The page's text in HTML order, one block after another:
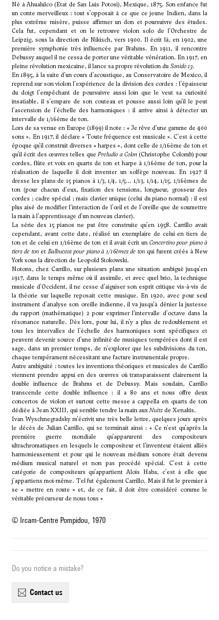
Né à Ahualulco (Etat de San Luis Potosi), Mexique, 1875. Son enfance fut
un conte merveilleux : tout s'opposait à ce que ce jeune Indien, dans la
plus extrême misère, puisse affirmer un don et poursuivre des études.
Cela fut, cependant et on le retrouve violon solo de l'Orchestre de
Leipzig, sous la direction de Nikisch, vers 1900. Il écrit là, en 1902, une
première symphonie très influencée par Brahms. En 1911, il rencontre
Debussy auquel il ne cessa de porter une véritable vénération. En 1917, en
pleine révolution mexicaine, il lance sa propre révolution duSonido 13.
En 1895, à la suite d'un cours d'acoustique, au Conservatoire de Mexico, il
reprend sur son violon l'expérience de la division des cordes : l'épaisseur
du doigt l'empêchant de poursuivre aussi loin que le veut sa curiosité
insatiable, il s'empare de son couteau et pousse aussi loin qu'il le peut
l'ascension de l'échelle des harmoniques : il arrive ainsi à détecter un
intervalle de 1/16ème de ton.
Lors de sa venue en Europe (1899) il note : « Je rêve d'une gamme de 400
sons ». En 1917, il déclare « Toute fréquence est musicale ». C'est à cette
époque qu'il construit diverses « harpes », dont celle de 1/16ème de ton et
qu'il écrit des œuvres telles quePreludio a Colon (Christophe Colomb) pour
cordes, flûte et voix en quarts de ton et harpe à 1/16ème de ton, pour la
réalisation de laquelle il doit inventer un solfège nouveau. En 1927 il
dresse les plans de 15 pianos à 1/3, 1/4, 1/5... 1/13, 1/14, 1/15, 1/16èmes de
ton (pour chacun d'eux, fixation des tensions, longueur, grosseur des
cordes ; cadre spécial ; mais clavier unique (celui du piano normal) : il est
plus aisé de modifier l'interaction de l'œil et de l'oreille que de soumettre
la main à l'apprentissage d'un nouveau clavier).
La série des 15 pianos ne put être construite qu'en 1958. Carrillo avait
cependant, avant cette date, réalisé un exemplaire de celui en tiers de
ton et de celui en 1/16ème de ton et il avait écrit un Concertino pour piano à
tiers de ton et Balbuceos pour piano à 1/16èmes de ton qui furent créés à New
York sous la direction de Leopold Stokowski.
Notons, chez Carrillo, sur plusieurs plans une situation ambiguë jusqu'en
1917, dans le temps même où il assimile, et avec quel brio, la technique
musicale d'Occident, il ne cesse d'aiguiser son esprit critique vis-à-vis de
la théorie sur laquelle reposait cette musique. En 1920, avec pour seul
instrument d'analyse son oreille indienne, il va jusqu'à dénier la justesse
du rapport (mathématique) 2 pour exprimer l'intervalle d'octave dans la
résonance naturelle. Dès lors, pour lui, il n'y a plus de redoublement et
tous les intervalles de l'échelle des harmoniques sont spécifiques et
peuvent devenir source d'une infinité de musiques tempérées dont il est
sage, dans un premier temps, de n'explorer que les subdivisions du ton,
chaque tempérament nécessitant une facture instrumentale propre.
Autre ambiguité : toutes les inventions théoriques et musicales de Carrillo
viennent prendre appui en des œuvres où transparaissent clairement la
double influence de Brahms et de Debussy. Mais soudain, Carrillo
transcende cette double influence : il a 80 ans et nous offre deux
concertos de violon et surtout cette messe a cappella en quarts de ton
dédiée à Jean XXIII, qui semble tendre la main auxNuits de Xenakis.
Ivan Wyschnegradsky m'écrivit une très belle lettre, quelques jours après
le décès de Julian Carrillo, qui se terminait ainsi : « Ce n'est qu'après la
première guerre mondiale qu'apparurent des compositeurs
ultrachromatiques en lesquels le compositeur et l'inventeur étaient alliés
harmonieusement et pour qui le nouveau médium sonore était devenu
médium musical naturel et non pas procédé spécial. C'est à cette
catégorie de compositeurs qu'appartient Alois Haba, c'est à elle que
j'appartiens moi-même. Tel fut également Carrillo. Mais il fut le premier à
se « mettre en route » et, de ce fait, il doit être considéré comme le
véritable précurseur de nous tous »
© Ircam-Centre Pompidou, 1970
Do you notice a mistake?
contact us